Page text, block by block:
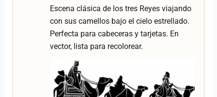
Escena clásica de los tres Reyes viajando
con sus camellos bajo el cielo estrellado.
Perfecta para cabeceras y tarjetas. En
vector, lista para recolorear.